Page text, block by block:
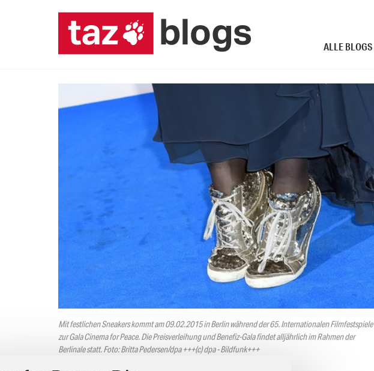
ALLE BLOGS
Mit festlichen Sneakers kommt am 09.02.2015 in Berlin während der 65. Internationalen Filmfestspiele
zur Gala Cinema for Peace. Die Preisverleihung und Benefiz-Gala findet alljährlich im Rahmen der
Berlinale statt. Foto: Britta Pedersen/dpa +++(c) dpa - Bildfunk+++